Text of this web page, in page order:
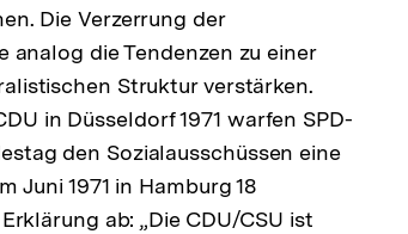
Die Verzerrung der
die Tendenzen zu einer
Struktur verstärken.
in Düsseldorf 1971 warfen SPD-
den Sozialausschüssen eine
Juni 1971 in Hamburg 18
ab: „Die CDU/CSU ist